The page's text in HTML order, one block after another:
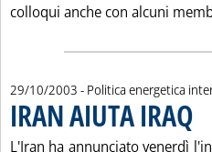
colloqui anche con alcuni
29/10/2003 - Politica energetica
IRAN AIUTA IRAQ
L'Iran ha annunciato venerdì